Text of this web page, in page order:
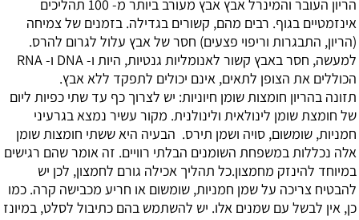
הריון העובר והמינרל אבץ
אבץ מעורב ביותר מ- 100 תהליכים
אינזמטיים בגוף. רבים מהם, קשורים בגדילה. בזמנים של צמיחה
(הריון, התבגרות וריפוי פצעים) חסר של אבץ עלול לגרום להרס.
למעשה, חסר באבץ קשור לאנומליות גנטיות, היות ו- DNA ו- RNA
הכוללים את הצופן לתאים, אינם יכולים לתפקד ללא אבץ.
תזונה בהריון חומצות שומן חיוניות: יש לצרוך כף עד שתי כפיות ליום
של חומצת שומן לינולאית ולינולנית. מקור עשיר נמצא בגרעיני
חמניות, שומשום, סויה ושמן תירס. הבעיה היא ששתי חומצות שומן
אלה נכללות במשפחת השומנים הבלתי רוויים. זה אומר שהם רגישים
במיוחד להינזק מחמצון.כל תהליך אכילה גורם לחמצון, לכן יש
להבטיח צריכה על שמן חמניות, שומשום או חריע מכבישה קרה. כמו
כן, אין לבשל עם שמנים אלו. יש להשתמש בהם כתיבול לסלט, במיונז